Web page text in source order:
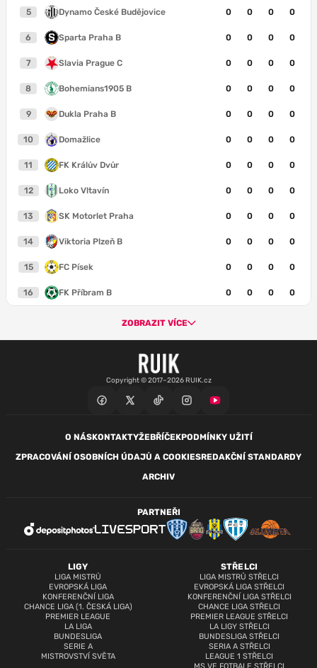
5 Dynamo České Budějovice 0 0 0 0
6 Sparta Praha B 0 0 0 0
7 Slavia Prague C 0 0 0 0
8 Bohemians1905 B 0 0 0 0
9 Dukla Praha B 0 0 0 0
10 Domažlice 0 0 0 0
11 FK Králův Dvůr 0 0 0 0
12 Loko Vltavín 0 0 0 0
13 SK Motorlet Praha 0 0 0 0
14 Viktoria Plzeň B 0 0 0 0
15 FC Písek 0 0 0 0
16 FK Příbram B 0 0 0 0
ZOBRAZIT VÍCE
Copyright © 2017–2026 RUIK.cz
O NÁSKONTAKTYŽEBŘÍČEKPODMÍNKY UŽITÍ
ZPRACOVÁNÍ OSOBNÍCH ÚDAJŮ A COOKIESREDAKČNÍ STANDARDY
ARCHIV
LIGY
LIGA MISTRŮ
EVROPSKÁ LIGA
KONFERENČNÍ LIGA
CHANCE LIGA (1. ČESKÁ LIGA)
PREMIER LEAGUE
LA LIGA
BUNDESLIGA
SERIE A
MISTROVSTVÍ SVĚTA
STŘELCI
LIGA MISTRŮ STŘELCI
EVROPSKÁ LIGA STŘELCI
KONFERENČNÍ LIGA STŘELCI
CHANCE LIGA STŘELCI
PREMIER LEAGUE STŘELCI
LA LIGY STŘELCI
BUNDESLIGA STŘELCI
SERIA A STŘELCI
LEAGUE 1 STŘELCI
PARTNEŘI